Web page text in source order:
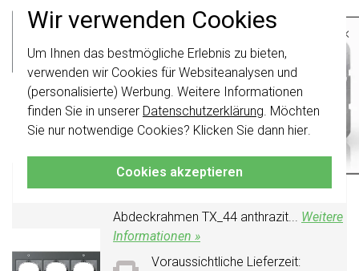
Wir verwenden Cookies
Um Ihnen das bestmögliche Erlebnis zu bieten,
verwenden wir Cookies für Websiteanalysen und
(personalisierte) Werbung. Weitere Informationen
finden Sie in unserer Datenschutzerklärung. Möchten
Sie nur notwendige Cookies? Klicken Sie dann hier.
Cookies akzeptieren
Voraussichtliche Lieferzeit:
Vor Montag 21 Uhr bestellt,
am Montag verschickt*
Aktueller Lagerbestand:
115 stuk(s)
17,95 +
- In den Warenkorb
Gira Abdeckrahmen 3-fach TX44 anthrazit
(021367)
Abdeckrahmen TX_44 anthrazit... Weitere
Informationen »
Voraussichtliche Lieferzeit:
×
Wichtig: Gira Schalter und
Schalterwippen wurden erneuert. Sie sind
2024 kombinierbar.
Klicken Sie hier
für weitere Informationen,
damit Sie immer das Richtige bestellen.